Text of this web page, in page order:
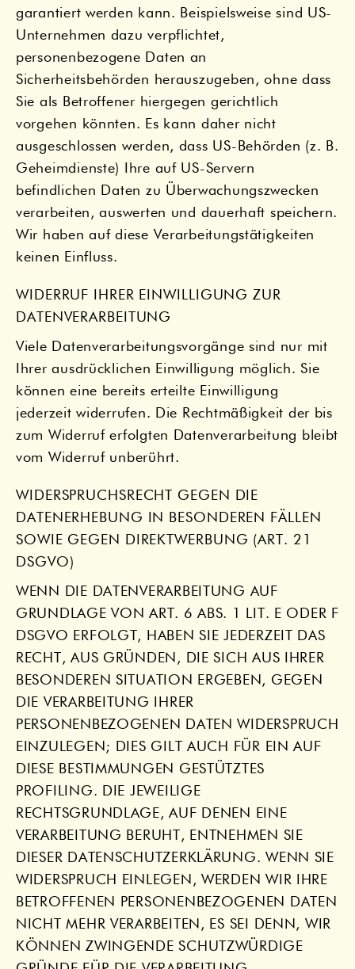
garantiert werden kann. Beispielsweise sind US-
Unternehmen dazu verpflichtet,
personenbezogene Daten an
Sicherheitsbehörden herauszugeben, ohne dass
Sie als Betroffener hiergegen gerichtlich
vorgehen könnten. Es kann daher nicht
ausgeschlossen werden, dass US-Behörden (z. B.
Geheimdienste) Ihre auf US-Servern
befindlichen Daten zu Überwachungszwecken
verarbeiten, auswerten und dauerhaft speichern.
Wir haben auf diese Verarbeitungstätigkeiten
keinen Einfluss.
WIDERRUF IHRER EINWILLIGUNG ZUR
DATENVERARBEITUNG
Viele Datenverarbeitungsvorgänge sind nur mit
Ihrer ausdrücklichen Einwilligung möglich. Sie
können eine bereits erteilte Einwilligung
jederzeit widerrufen. Die Rechtmäßigkeit der bis
zum Widerruf erfolgten Datenverarbeitung bleibt
vom Widerruf unberührt.
WIDERSPRUCHSRECHT GEGEN DIE
DATENERHEBUNG IN BESONDEREN FÄLLEN
SOWIE GEGEN DIREKTWERBUNG (ART. 21
DSGVO)
WENN DIE DATENVERARBEITUNG AUF
GRUNDLAGE VON ART. 6 ABS. 1 LIT. E ODER F
DSGVO ERFOLGT, HABEN SIE JEDERZEIT DAS
RECHT, AUS GRÜNDEN, DIE SICH AUS IHRER
BESONDEREN SITUATION ERGEBEN, GEGEN
DIE VERARBEITUNG IHRER
PERSONENBEZOGENEN DATEN WIDERSPRUCH
EINZULEGEN; DIES GILT AUCH FÜR EIN AUF
DIESE BESTIMMUNGEN GESTÜTZTES
PROFILING. DIE JEWEILIGE
RECHTSGRUNDLAGE, AUF DENEN EINE
VERARBEITUNG BERUHT, ENTNEHMEN SIE
DIESER DATENSCHUTZERKLÄRUNG. WENN SIE
WIDERSPRUCH EINLEGEN, WERDEN WIR IHRE
BETROFFENEN PERSONENBEZOGENEN DATEN
NICHT MEHR VERARBEITEN, ES SEI DENN, WIR
KÖNNEN ZWINGENDE SCHUTZWÜRDIGE